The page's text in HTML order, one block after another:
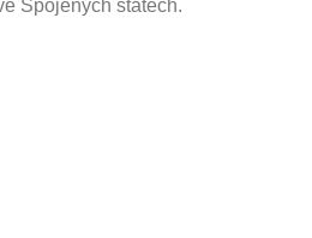
Spojených státech.